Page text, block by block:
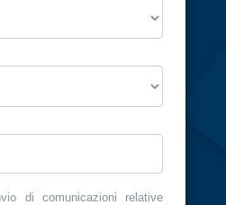
di comunicazioni relative